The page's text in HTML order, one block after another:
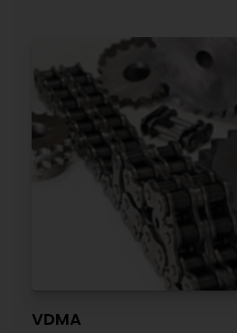
VDMA